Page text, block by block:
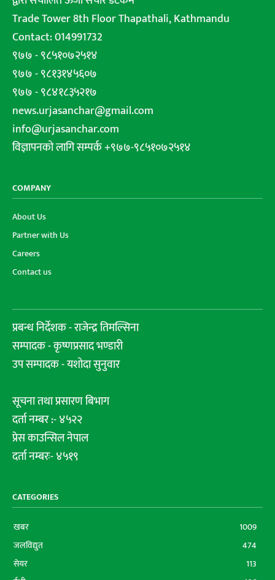
Trade Tower 8th Floor Thapathali, Kathmandu
Contact: 014991732
९७७ - ९८५१०७२५१४
९७७ - ९८१३१४५६०७
९७७ - ९८४१८३५२१७
news.urjasanchar@gmail.com
info@urjasanchar.com
विज्ञापनको लागि सम्पर्क +९७७-९८५१०७२५१४
COMPANY
About Us
Partner with Us
Careers
Contact us
प्रबन्ध निर्देशक - राजेन्द्र तिमल्सिना
सम्पादक - कृष्णप्रसाद भण्डारी
उप सम्पादक - यशोदा सुनुवार
सूचना तथा प्रसारण बिभाग
दर्ता नम्बर :- ४५२२
प्रेस काउन्सिल नेपाल
दर्ता नम्बरः- ४५१९
CATEGORIES
खबर
1009
जलविद्युत
474
सेयर
113